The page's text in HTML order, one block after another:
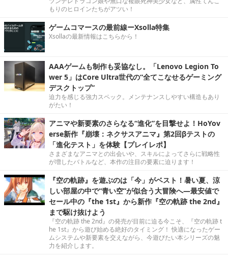
もりのヒロインたちがアツい！
ゲームコマースの最前線ーXsolla特集
Xsollaの最新情報はこちらから！
AAAゲームも制作も妥協なし。「Lenovo Legion To
wer 5」はCore Ultra世代の“全てこなせるゲーミング
デスクトップ”
迫力を感じる強力スペック。メンテナンスしやすい構造もあり
がたい！
アニマや新要素のさらなる“進化”を目撃せよ！HoYov
erse新作『崩壊：ネクサスアニマ』第2回βテストの
「進化テスト」を体験【プレイレポ】
さまざまなアニマとの出会いや、スキルによってさらに戦略性
が増したバトルなど、本作の注目の要素に迫ります！
『空の軌跡』を遊ぶのは「今」がベスト！暑い夏、涼
しい部屋の中で“青い空”が似合う大冒険へ―最安値で
セール中の『the 1st』から新作『空の軌跡 the 2nd』
まで駆け抜けよう
『空の軌跡 the 2nd』の発売が目前に迫る今こそ、『空の軌跡 t
he 1st』から遊び始める絶好のタイミング！ 快適になったゲー
ムシステムや新要素を交えながら、今遊びたい本シリーズの魅
力を紹介します。